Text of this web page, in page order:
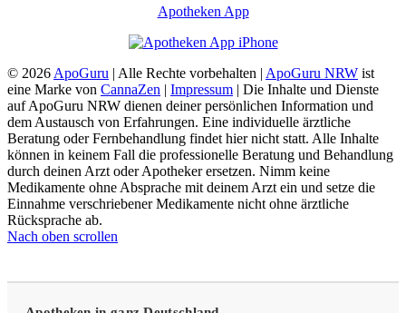
Apotheken App
© 2026 ApoGuru | Alle Rechte vorbehalten | ApoGuru NRW ist
eine Marke von CannaZen | Impressum | Die Inhalte und Dienste
auf ApoGuru NRW dienen deiner persönlichen Information und
dem Austausch von Erfahrungen. Eine individuelle ärztliche
Beratung oder Fernbehandlung findet hier nicht statt. Alle Inhalte
können in keinem Fall die professionelle Beratung und Behandlung
durch deinen Arzt oder Apotheker ersetzen. Nimm keine
Medikamente ohne Absprache mit deinem Arzt ein und setze die
Einnahme verschriebener Medikamente nicht ohne ärztliche
Rücksprache ab.
Nach oben scrollen